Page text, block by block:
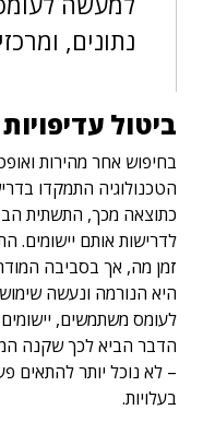
נתונים,
ביטול
בחיפוש אחר מהירות
הטכנולוגיה התמקדו
כתוצאה מכך, התשתית
לדרישות אותם
זמן מה, אך בסביבה
היא הנורמה ונעשה
לעומס משתמשים, יישומים,
הדבר הביא לכך שקנה
– לא נוכל יותר להתאים
בעלויות.